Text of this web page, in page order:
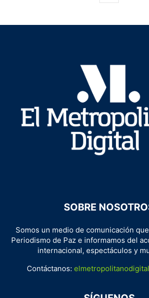
SOBRE
Somos un medio de comunicación
Periodismo de Paz e informamos del
internacional, espectáculos y
Contáctanos: